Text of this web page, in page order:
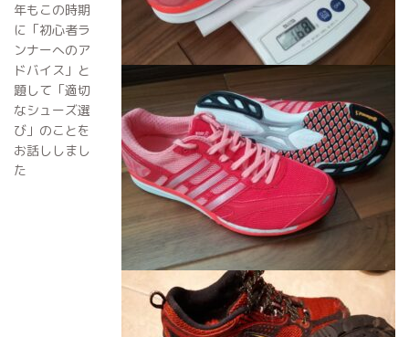
年もこの時期
に「初心者ラ
ンナーへのア
ドバイス」と
題して「適切
なシューズ選
び」のことを
お話ししまし
た